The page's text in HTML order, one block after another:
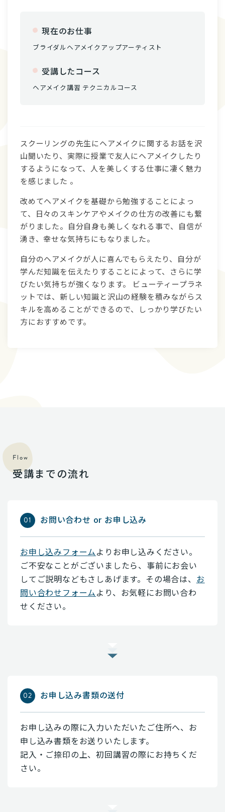
現在のお仕事
ブライダルヘアメイクアップアーティスト
受講したコース
ヘアメイク講習 テクニカルコース
スクーリングの先生にヘアメイクに関するお話を沢
山聞いたり、実際に授業で友人にヘアメイクしたり
するようになって、人を美しくする仕事に凄く魅力
を感じました 。
改めてヘアメイクを基礎から勉強することによっ
て、日々のスキンケアやメイクの仕方の改善にも繋
がりました。自分自身も美しくなれる事で、自信が
湧き、幸せな気持ちにもなりました。
自分のヘアメイクが人に喜んでもらえたり、自分が
学んだ知識を伝えたりすることによって、さらに学
びたい気持ちが強くなります。 ビューティープラネ
ットでは、新しい知識と沢山の経験を積みながらス
キルを高めることができるので、しっかり学びたい
方におすすめです。
Flow
受講までの流れ
お問い合わせ or お申し込み
お申し込みフォームよりお申し込みください。
ご不安なことがございましたら、事前にお会い
してご説明などもさしあげます。その場合は、 お
問い合わせフォームより、お気軽にお問い合わ
せください。
お申し込み書類の送付
お申し込みの際に入力いただいたご住所へ、お
申し込み書類をお送りいたします。
記入・ご捺印の上、初回講習の際にお持ちくだ
さい。